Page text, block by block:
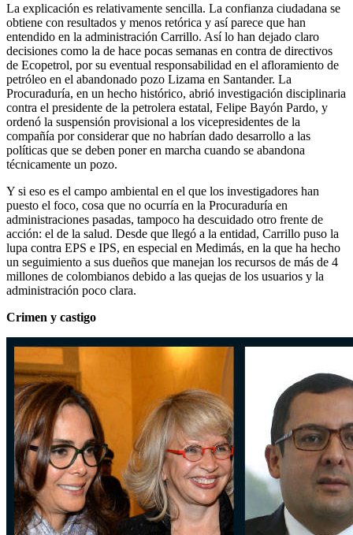
La explicación es relativamente sencilla. La confianza ciudadana se
obtiene con resultados y menos retórica y así parece que han
entendido en la administración Carrillo. Así lo han dejado claro
decisiones como la de hace pocas semanas en contra de directivos
de Ecopetrol, por su eventual responsabilidad en el afloramiento de
petróleo en el abandonado pozo Lizama en Santander. La
Procuraduría, en un hecho histórico, abrió investigación disciplinaria
contra el presidente de la petrolera estatal, Felipe Bayón Pardo, y
ordenó la suspensión provisional a los vicepresidentes de la
compañía por considerar que no habrían dado desarrollo a las
políticas que se deben poner en marcha cuando se abandona
técnicamente un pozo.
Y si eso es el campo ambiental en el que los investigadores han
puesto el foco, cosa que no ocurría en la Procuraduría en
administraciones pasadas, tampoco ha descuidado otro frente de
acción: el de la salud. Desde que llegó a la entidad, Carrillo puso la
lupa contra EPS e IPS, en especial en Medimás, en la que ha hecho
un seguimiento a sus dueños que manejan los recursos de más de 4
millones de colombianos debido a las quejas de los usuarios y la
administración poco clara.
Crimen y castigo